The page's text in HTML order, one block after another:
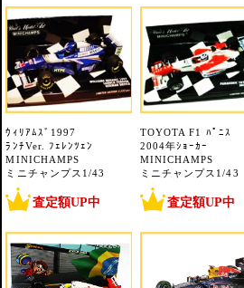
ｳｨﾘｱﾑｽﾞ1997
ﾗﾝﾁVer. ﾌｪﾚﾝﾂｪﾝ
MINICHAMPS
ミニチャンプス1/43
査定額UP中
TOYOTA F1 ﾊﾟﾆｽ
2004年ｼｮｰｶｰ
MINICHAMPS
ミニチャンプス1/43
査定額UP中